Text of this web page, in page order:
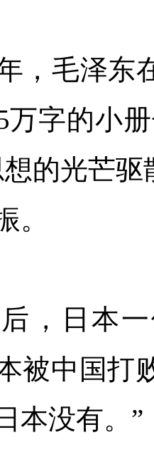
毛泽东在
万字的小
的光芒
。
日本一
被中国打
本没有。”